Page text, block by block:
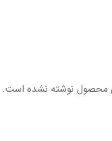
محصول نوشته نشده است.